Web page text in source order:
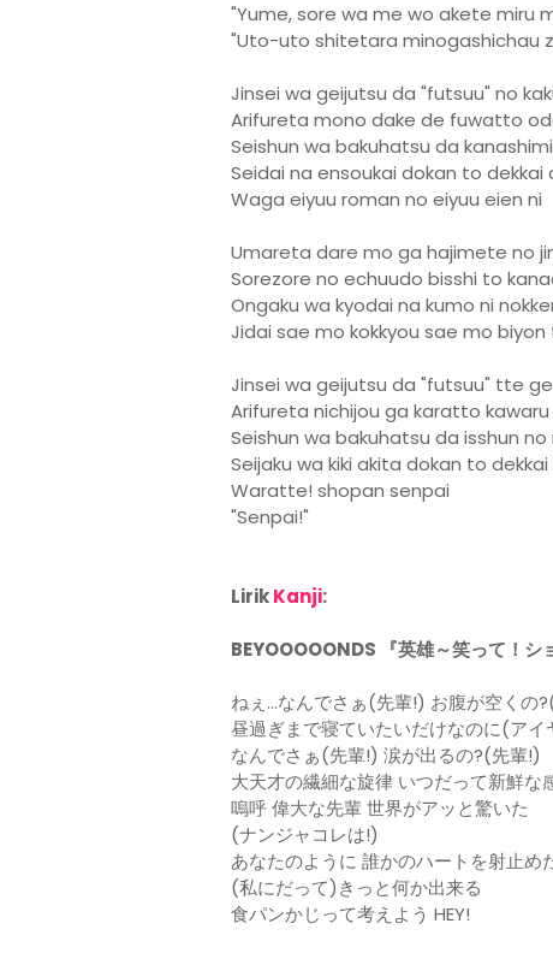
"Yume, sore wa me wo akete miru
"Uto-uto shitetara minogashichau
Jinsei wa geijutsu da "futsuu" no
Arifureta mono dake de fuwatto
Seishun wa bakuhatsu da
Seidai na ensoukai dokan to dekkai
Waga eiyuu roman no eiyuu eien ni
Umareta dare mo ga hajimete no
Sorezore no echuudo bisshi to
Ongaku wa kyodai na kumo ni
Jidai sae mo kokkyou sae mo
Jinsei wa geijutsu da "futsuu" tte
Arifureta nichijou ga karatto kawaru
Seishun wa bakuhatsu da isshun
Seijaku wa kiki akita dokan to
Waratte! shopan senpai
"Senpai!"
LirikKanji:
BEYOOOOONDS 『英雄～笑って！シ
ねぇ…なんでさぁ(先輩!) お腹が空くの
昼過ぎまで寝ていたいだけなのに(アイ
なんでさぁ(先輩!) 涙が出るの?(先輩!)
大天才の繊細な旋律 いつだって新鮮な
嗚呼 偉大な先輩 世界がアッと驚いた
(ナンジャコレは!)
あなたのように 誰かのハートを射止め
(私にだって)きっと何か出来る
食パンかじって考えよう HEY!